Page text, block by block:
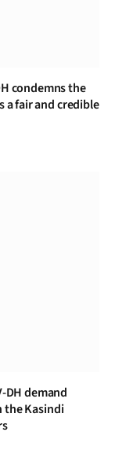
condemns the
a fair and credible
DH demand
the Kasindi